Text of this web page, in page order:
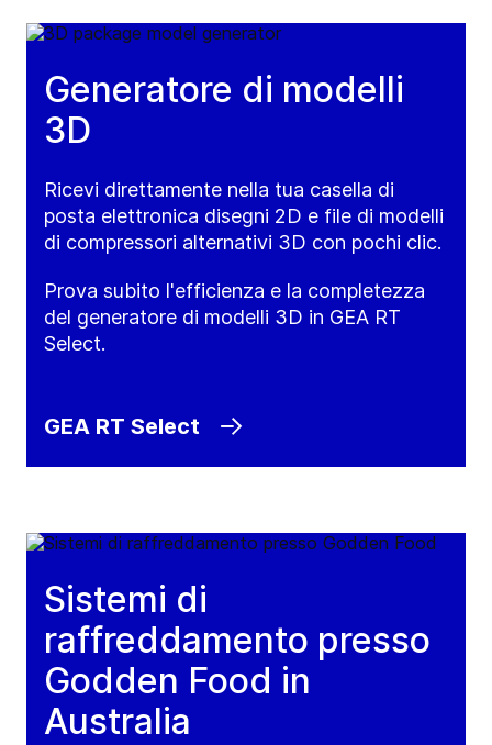
Generatore di modelli
3D
Ricevi direttamente nella tua casella di
posta elettronica disegni 2D e file di modelli
di compressori alternativi 3D con pochi clic.
Prova subito l'efficienza e la completezza
del generatore di modelli 3D in GEA RT
Select.
GEA RT Select
Sistemi di
raffreddamento presso
Godden Food in
Australia